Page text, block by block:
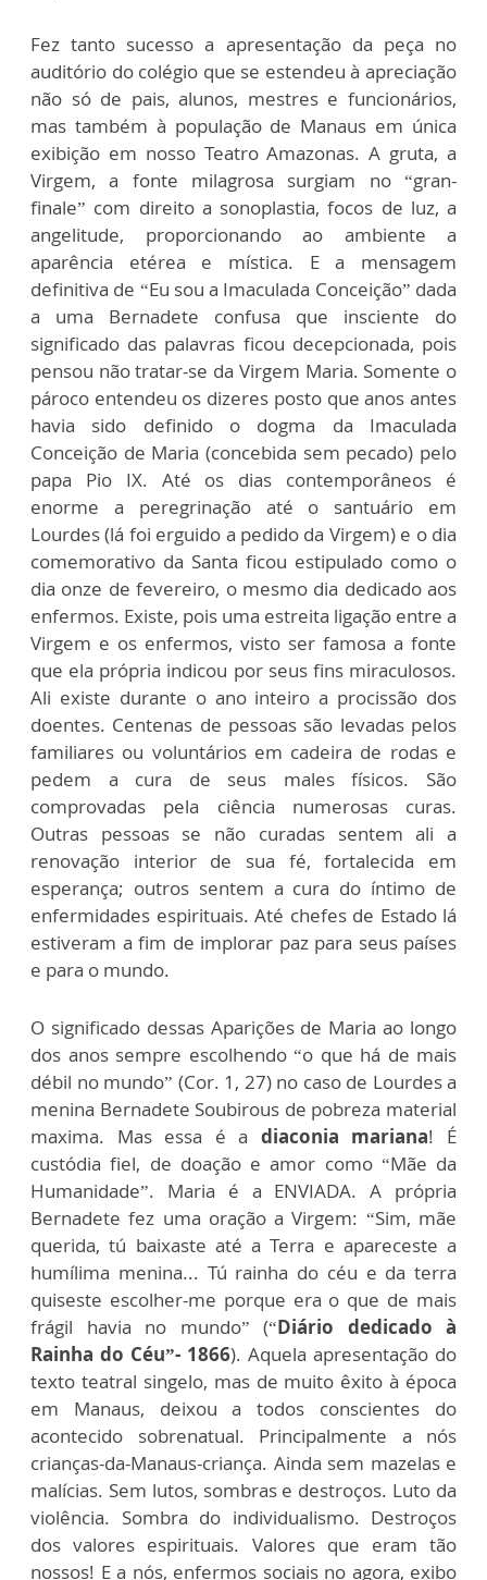
Fez tanto sucesso a apresentação da peça no
auditório do colégio que se estendeu à apreciação
não só de pais, alunos, mestres e funcionários,
mas também à população de Manaus em única
exibição em nosso Teatro Amazonas. A gruta, a
Virgem, a fonte milagrosa surgiam no “gran-
finale” com direito a sonoplastia, focos de luz, a
angelitude, proporcionando ao ambiente a
aparência etérea e mística. E a mensagem
definitiva de “Eu sou a Imaculada Conceição” dada
a uma Bernadete confusa que insciente do
significado das palavras ficou decepcionada, pois
pensou não tratar-se da Virgem Maria. Somente o
pároco entendeu os dizeres posto que anos antes
havia sido definido o dogma da Imaculada
Conceição de Maria (concebida sem pecado) pelo
papa Pio IX. Até os dias contemporâneos é
enorme a peregrinação até o santuário em
Lourdes (lá foi erguido a pedido da Virgem) e o dia
comemorativo da Santa ficou estipulado como o
dia onze de fevereiro, o mesmo dia dedicado aos
enfermos. Existe, pois uma estreita ligação entre a
Virgem e os enfermos, visto ser famosa a fonte
que ela própria indicou por seus fins miraculosos.
Ali existe durante o ano inteiro a procissão dos
doentes. Centenas de pessoas são levadas pelos
familiares ou voluntários em cadeira de rodas e
pedem a cura de seus males físicos. São
comprovadas pela ciência numerosas curas.
Outras pessoas se não curadas sentem ali a
renovação interior de sua fé, fortalecida em
esperança; outros sentem a cura do íntimo de
enfermidades espirituais. Até chefes de Estado lá
estiveram a fim de implorar paz para seus países
e para o mundo.
O significado dessas Aparições de Maria ao longo
dos anos sempre escolhendo “o que há de mais
débil no mundo” (Cor. 1, 27) no caso de Lourdes a
menina Bernadete Soubirous de pobreza material
maxima. Mas essa é a diaconia mariana! É
custódia fiel, de doação e amor como “Mãe da
Humanidade”. Maria é a ENVIADA. A própria
Bernadete fez uma oração a Virgem: “Sim, mãe
querida, tú baixaste até a Terra e apareceste a
humílima menina... Tú rainha do céu e da terra
quiseste escolher-me porque era o que de mais
frágil havia no mundo” (“Diário dedicado à
Rainha do Céu”- 1866). Aquela apresentação do
texto teatral singelo, mas de muito êxito à época
em Manaus, deixou a todos conscientes do
acontecido sobrenatual. Principalmente a nós
crianças-da-Manaus-criança. Ainda sem mazelas e
malícias. Sem lutos, sombras e destroços. Luto da
violência. Sombra do individualismo. Destroços
dos valores espirituais. Valores que eram tão
nossos! E a nós, enfermos sociais no agora, exibo